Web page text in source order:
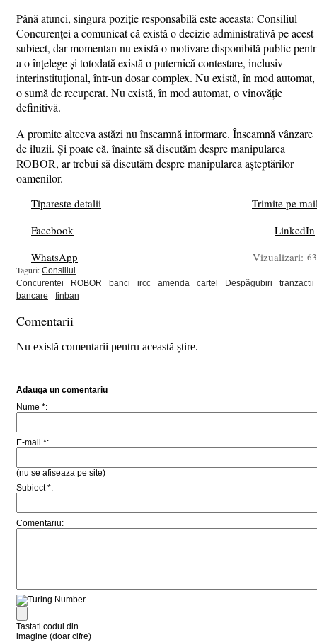
Până atunci, singura poziție responsabilă este aceasta: Consiliul
Concurenței a comunicat că există o decizie administrativă pe acest
subiect, dar momentan nu există o motivare disponibilă public
a o înțelege și totodată există o puternică contestare, inclusiv
interinstituțional, într-un dosar complex. Nu există, în mod automat,
o sumă de recuperat. Nu există, în mod automat, o vinovăție
definitivă.
A promite altceva astăzi nu înseamnă informare. Înseamnă vânzare
de iluzii. Și poate că, înainte să discutăm despre manipularea
ROBOR, ar trebui să discutăm despre manipularea așteptărilor
oamenilor.
Tipareste detalii
Trimite pe
Facebook
LinkedIn
WhatsApp
Vizualizari:
Taguri: Consiliul
Concurentei
ROBOR banci ircc amenda cartel Despăgubiri
tranzactii
bancare
finban
Comentarii
Nu există comentarii pentru această știre.
Adauga un comentariu
Nume *:
E-mail *:
(nu se afiseaza pe site)
Subiect *:
Comentariu:
Tastati codul din
imagine (doar cifre)